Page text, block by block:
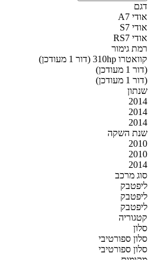
דגם
אודי A7
אודי S7
אודי RS7
רמת גימור
קוואטרו 310hp (דור 1 מעודכן)
(דור 1 מעודכן)
(דור 1 מעודכן)
שנתון
2014
2014
2014
שנת השקה
2010
2010
2014
סוג מרכב
ליפטבק
ליפטבק
ליפטבק
קטגוריה
סלון
סלון ספורטיבי
סלון ספורטיבי